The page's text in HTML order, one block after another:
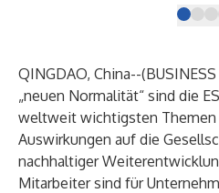
QINGDAO, China--(
„neuen Normalität“ sind die
weltweit wichtigsten Themen
Auswirkungen auf die
nachhaltiger
Mitarbeiter sind für